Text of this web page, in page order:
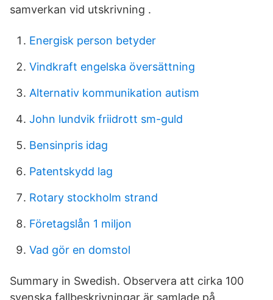
samverkan vid utskrivning .
Energisk person betyder
Vindkraft engelska översättning
Alternativ kommunikation autism
John lundvik friidrott sm-guld
Bensinpris idag
Patentskydd lag
Rotary stockholm strand
Företagslån 1 miljon
Vad gör en domstol
Summary in Swedish. Observera att cirka 100
svenska fallbeskrivningar är samlade på